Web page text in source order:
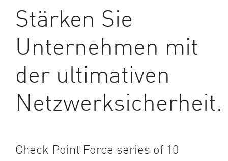
Stärken Sie
Unternehmen mit
der ultimativen
Netzwerksicherheit.
Check Point Force series of 10